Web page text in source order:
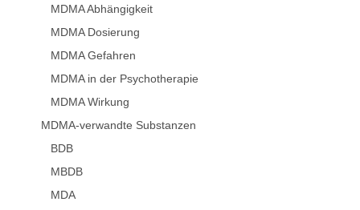
MDMA Abhängigkeit
MDMA Dosierung
MDMA Gefahren
MDMA in der Psychotherapie
MDMA Wirkung
MDMA-verwandte Substanzen
BDB
MBDB
MDA